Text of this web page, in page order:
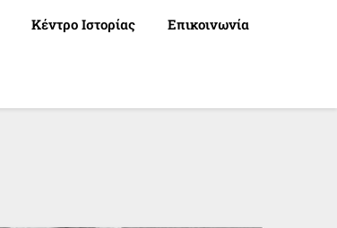
Κέντρο Ιστορίας Επικοινωνία